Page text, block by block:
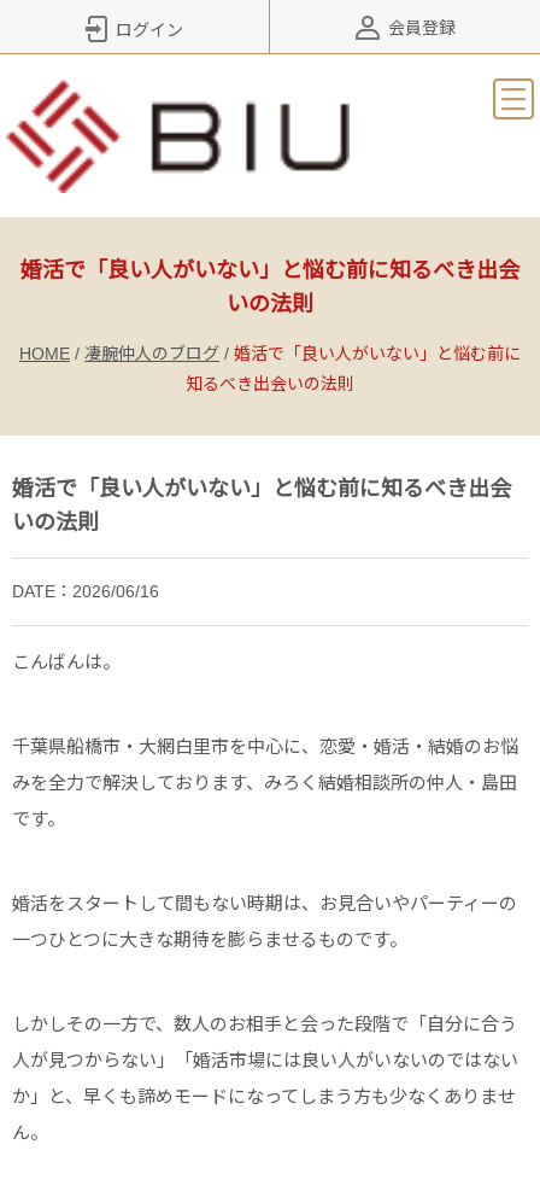
ログイン 会員登録
婚活で「良い人がいない」と悩む前に知るべき出会
いの法則
HOME / 凄腕仲人のブログ / 婚活で「良い人がいない」と悩む前に
知るべき出会いの法則
婚活で「良い人がいない」と悩む前に知るべき出会
いの法則
DATE：2026/06/16
こんばんは。
千葉県船橋市・大網白里市を中心に、恋愛・婚活・結婚のお悩
みを全力で解決しております、みろく結婚相談所の仲人・島田
です。
婚活をスタートして間もない時期は、お見合いやパーティーの
一つひとつに大きな期待を膨らませるものです。
しかしその一方で、数人のお相手と会った段階で「自分に合う
人が見つからない」「婚活市場には良い人がいないのではない
か」と、早くも諦めモードになってしまう方も少なくありませ
ん。